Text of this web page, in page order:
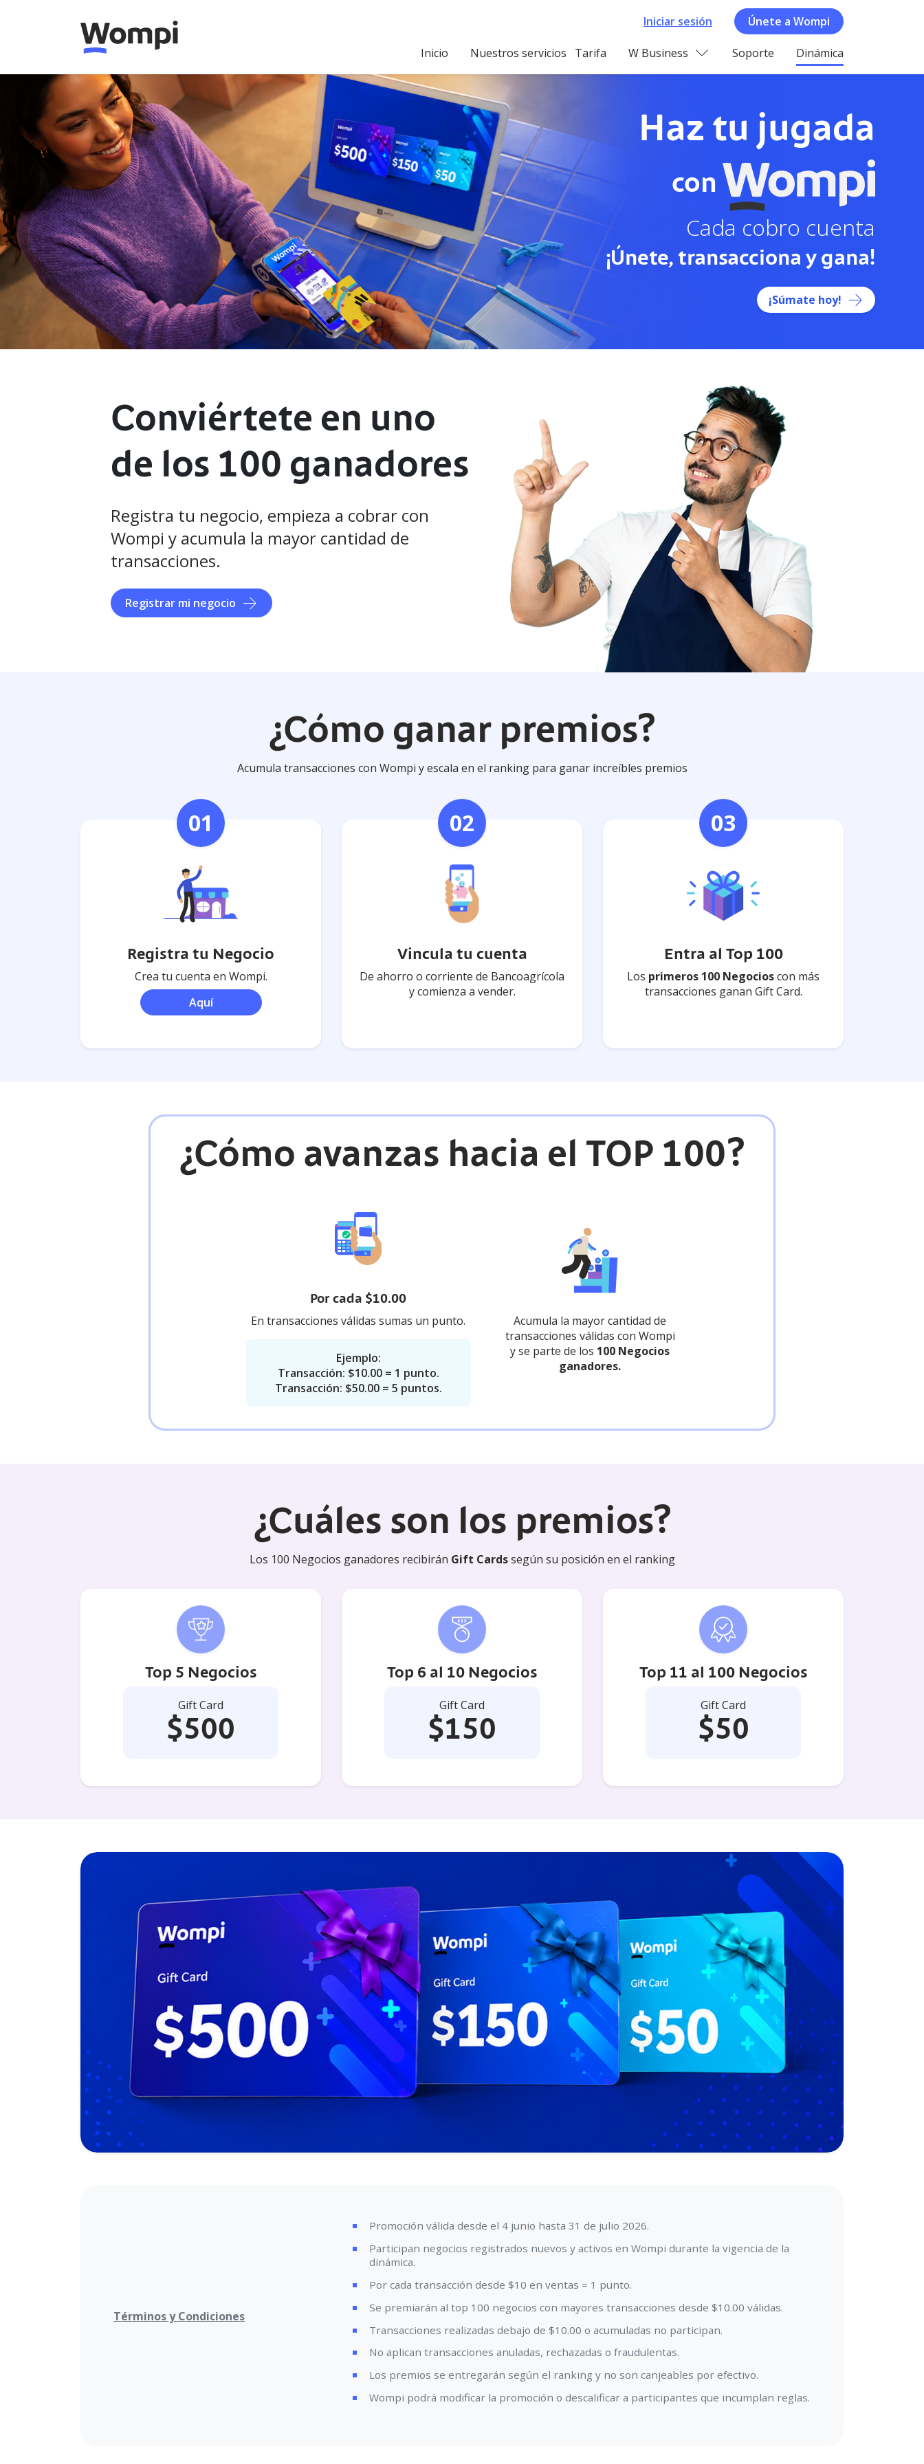
Iniciar sesión Únete a Wompi
Inicio Nuestros servicios Tarifa W Business Soporte Dinámica
Haz tu jugada
con
Cada cobro cuenta
¡Únete, transacciona y gana!
¡Súmate hoy!
Conviértete en uno
de los 100 ganadores
Registra tu negocio, empieza a cobrar con
Wompi y acumula la mayor cantidad de
transacciones.
Registrar mi negocio
¿Cómo ganar premios?​
Acumula transacciones con Wompi y escala en el ranking para ganar increíbles premios
01
Registra tu Negocio
Crea tu cuenta en Wompi.
Aquí
02
Vincula tu cuenta
De ahorro o corriente de Bancoagrícola
y comienza a vender.
03
Entra al Top 100
Los primeros 100 Negocioscon más
transacciones ganan Gift Card.
¿Cómo avanzas hacia el TOP 100?​
Por cada $10.00
En transacciones válidas sumas un punto.
Ejemplo:
Transacción: $10.00 = 1 punto.
Transacción: $50.00 = 5 puntos.
Acumula la mayor cantidad de
transacciones válidas con Wompi
y se parte de los 100 Negocios
ganadores.
¿Cuáles son los premios?
Los 100 Negocios ganadores recibirán Gift Cardssegún su posición en el ranking
Top 5 Negocios
Gift Card
$500
Top 6 al 10 Negocios
Gift Card
$150
Top 11 al 100 Negocios​
Gift Card
$50
Términos y Condiciones
Promoción válida desde el 4 junio hasta 31 de julio 2026.
Participan negocios registrados nuevos y activos en Wompi durante la vigencia de la
dinámica.
Por cada transacción desde $10 en ventas = 1 punto.​
Se premiarán al top 100 negocios con mayores transacciones desde $10.00 válidas​.
Transacciones realizadas debajo de $10.00 o acumuladas no participan.​
No aplican transacciones anuladas, rechazadas o fraudulentas. ​
Los premios se entregarán según el ranking y no son canjeables por efectivo. ​
Wompi podrá modificar la promoción o descalificar a participantes que incumplan reglas.